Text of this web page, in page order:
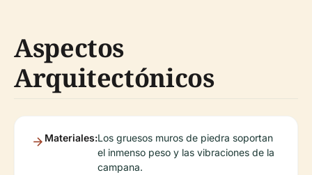
Aspectos
Arquitectónicos
Materiales:Los gruesos muros de piedra soportan
el inmenso peso y las vibraciones de la
campana.